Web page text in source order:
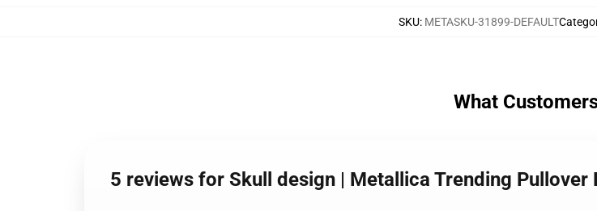
SKU: METASKU-31899-DEFAULT
What
5 reviews for Skull design | Metallica Trending Pullover